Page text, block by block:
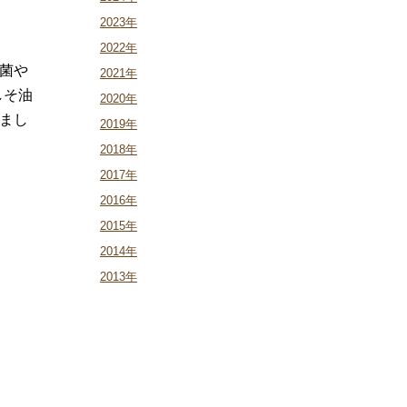
2023年
2022年
2021年
2020年
2019年
2018年
2017年
2016年
2015年
2014年
2013年
や
油
し